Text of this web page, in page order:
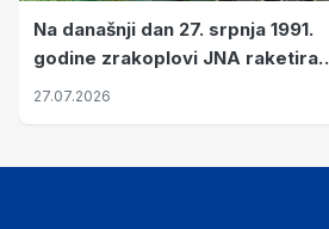
Na današnji dan 27. srpnja 1991.
godine zrakoplovi JNA raketirali
su vojarnu i obučni centar "Nikola
27.07.2026